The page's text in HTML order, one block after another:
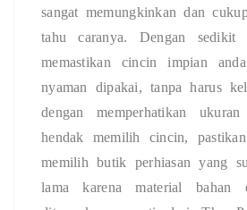
sangat memungkinkan dan
tahu caranya. Dengan sedikit
memastikan cincin impian
nyaman dipakai, tanpa harus
dengan memperhatikan
hendak memilih cincin,
memilih butik perhiasan yang
lama karena material bahan